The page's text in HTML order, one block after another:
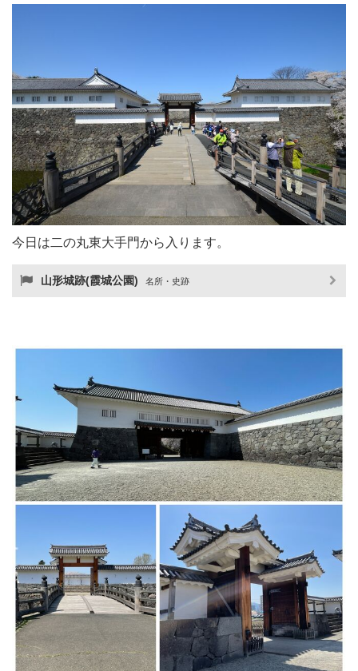
今日は二の丸東大手門から入ります。
山形城跡(霞城公園) 名所・史跡